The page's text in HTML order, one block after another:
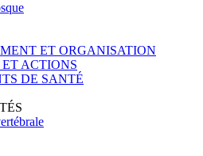
ET ORGANISATION
ET ACTIONS
DE SANTÉ